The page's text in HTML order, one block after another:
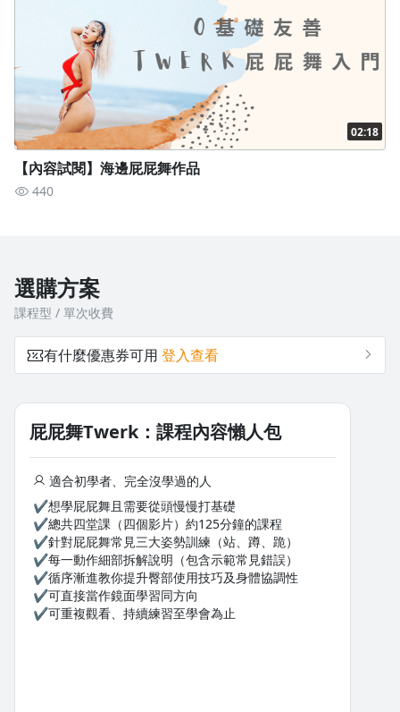
▍ 站姿延伸變化臀部練習
▍ 串聯小COMBO組合
第二章：地板倒V式TWERK基礎訓練
▍ 倒V式基本臀部上下使用練習
▍ 倒V式重心變化臀部延伸使用練習
▍ 倒V式臀部畫圈基本練習
▍ 串聯小COMBO組合
02:18
【內容試閱】海邊屁屁舞作品
440
選購方案
課程型 / 單次收費
有什麼優惠券可用 登入查看
屁屁舞Twerk：課程內容懶人包
適合初學者、完全沒學過的人
✔想學屁屁舞且需要從頭慢慢打基礎
✔總共四堂課（四個影片）約125分鐘的課程
✔針對屁屁舞常見三大姿勢訓練（站、蹲、跪）
✔每一動作細部拆解說明（包含示範常見錯誤）
✔循序漸進教你提升臀部使用技巧及身體協調性
✔可直接當作鏡面學習同方向
✔可重複觀看、持續練習至學會為止
去逛逛